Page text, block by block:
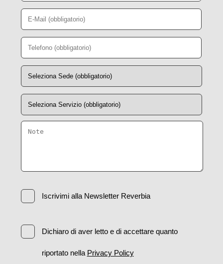
Iscrivimi alla Newsletter Reverbia
Dichiaro di aver letto e di accettare quanto
riportato nella Privacy Policy